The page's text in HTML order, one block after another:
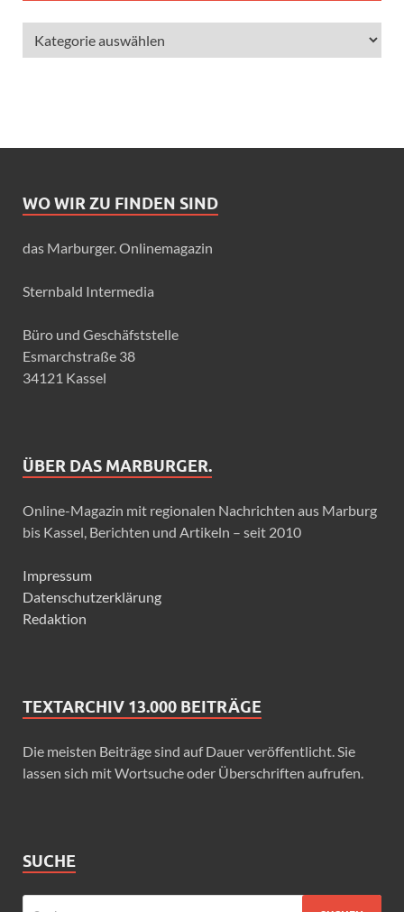
WO WIR ZU FINDEN SIND
das Marburger. Onlinemagazin
Sternbald Intermedia
Büro und Geschäfststelle
Esmarchstraße 38
34121 Kassel
ÜBER DAS MARBURGER.
Online-Magazin mit regionalen Nachrichten aus Marburg
bis Kassel, Berichten und Artikeln – seit 2010
Impressum
Datenschutzerklärung
Redaktion
TEXTARCHIV 13.000 BEITRÄGE
Die meisten Beiträge sind auf Dauer veröffentlicht. Sie
lassen sich mit Wortsuche oder Überschriften aufrufen.
SUCHE